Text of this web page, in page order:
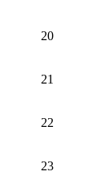
20
21
22
23